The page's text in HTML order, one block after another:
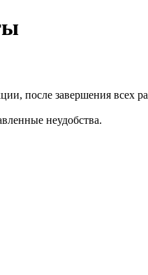
после завершения всех
неудобства.